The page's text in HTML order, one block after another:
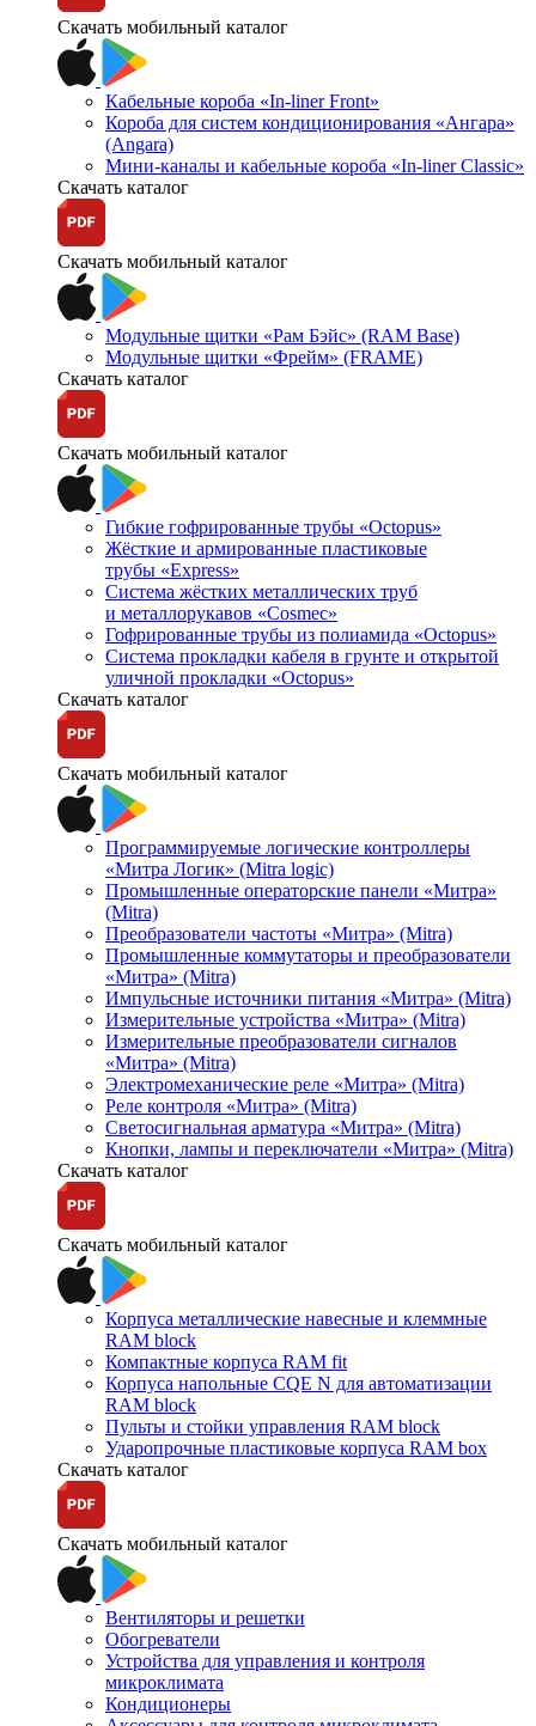
Скачать мобильный каталог
Кабельные короба «In-liner Front»
Короба для систем кондиционирования «Ангара»
(Angara)
Мини-каналы и кабельные короба «In-liner Classic»
Скачать каталог
Скачать мобильный каталог
Модульные щитки «Рам Бэйс» (RAM Base)
Модульные щитки «Фрейм» (FRAME)
Скачать каталог
Скачать мобильный каталог
Гибкие гофрированные трубы «Octopus»
Жёсткие и армированные пластиковые
трубы «Express»
Система жёстких металлических труб
и металлорукавов «Cosmec»
Гофрированные трубы из полиамида «Octopus»
Система прокладки кабеля в грунте и открытой
уличной прокладки «Octopus»
Скачать каталог
Скачать мобильный каталог
Программируемые логические контроллеры
«Митра Логик» (Mitra logic)
Промышленные операторские панели «Митра»
(Mitra)
Преобразователи частоты «Митра» (Mitra)
Промышленные коммутаторы и преобразователи
«Митра» (Mitra)
Импульсные источники питания «Митра» (Mitra)
Измерительные устройства «Митра» (Mitra)
Измерительные преобразователи сигналов
«Митра» (Mitra)
Электромеханические реле «Митра» (Mitra)
Реле контроля «Митра» (Mitra)
Светосигнальная арматура «Митра» (Mitra)
Кнопки, лампы и переключатели «Митра» (Mitra)
Скачать каталог
Скачать мобильный каталог
Корпуса металлические навесные и клеммные
RAM block
Компактные корпуса RAM fit
Корпуса напольные CQE N для автоматизации
RAM block
Пульты и стойки управления RAM block
Ударопрочные пластиковые корпуса RAM box
Скачать каталог
Скачать мобильный каталог
Вентиляторы и решетки
Обогреватели
Устройства для управления и контроля
микроклимата
Кондиционеры